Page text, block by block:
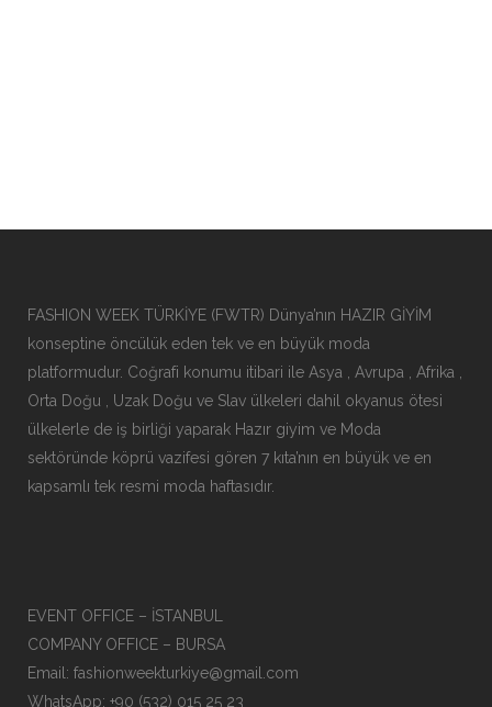
FASHION WEEK TÜRKİYE (FWTR) Dünya’nın HAZIR GİYİM
konseptine öncülük eden tek ve en büyük moda
platformudur. Coğrafi konumu itibari ile Asya , Avrupa , Afrika ,
Orta Doğu , Uzak Doğu ve Slav ülkeleri dahil okyanus ötesi
ülkelerle de iş birliği yaparak Hazır giyim ve Moda
sektöründe köprü vazifesi gören 7 kıta’nın en büyük ve en
kapsamlı tek resmi moda haftasıdır.
EVENT OFFICE – İSTANBUL
COMPANY OFFICE – BURSA
Email: fashionweekturkiye@gmail.com
WhatsApp: +90 (532) 015 25 23